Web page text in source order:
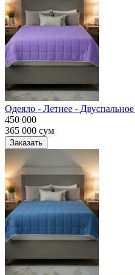
Одеяло - Летнее -
450 000
365 000 сум
Заказать